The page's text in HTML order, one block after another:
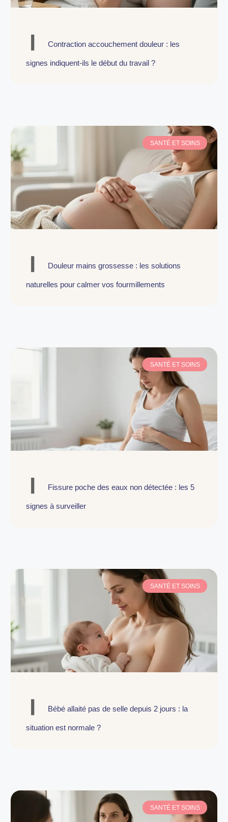
Contraction accouchement douleur : les
signes indiquent-ils le début du travail ?
SANTÉ ET SOINS
Douleur mains grossesse : les solutions
naturelles pour calmer vos fourmillements
SANTÉ ET SOINS
Fissure poche des eaux non détectée : les 5
signes à surveiller
SANTÉ ET SOINS
Bébé allaité pas de selle depuis 2 jours : la
situation est normale ?
SANTÉ ET SOINS